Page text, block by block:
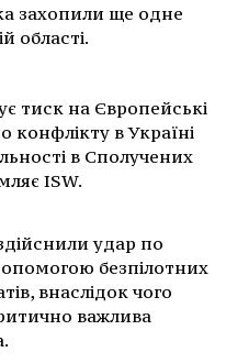
захопили ще одне
області.
тиск на Європейські
конфлікту в Україні
в Сполучених
ISW.
удар по
безпілотних
внаслідок чого
важлива